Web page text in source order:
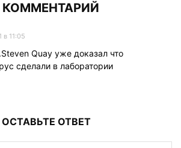
КОММЕНТАРИЙ
в 11:05
Quay уже доказал что
сделали в лаборатории
ОСТАВЬТЕ ОТВЕТ